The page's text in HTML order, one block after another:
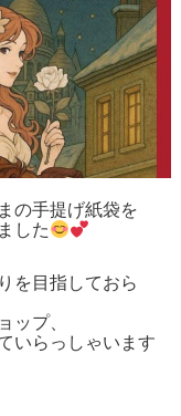
の手提げ紙袋を
した
を目指しておら
ップ、
いらっしゃいます